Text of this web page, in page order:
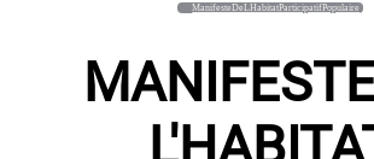
ManifesteDeLHabitatParticipatifPopulaire